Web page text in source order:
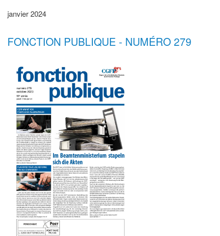
janvier 2024
FONCTION PUBLIQUE - NUMÉRO 279